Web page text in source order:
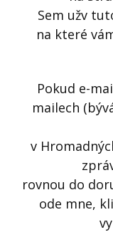
Sem užv
na které
Pokud e-
mailech
v
rovnou do
ode mne,